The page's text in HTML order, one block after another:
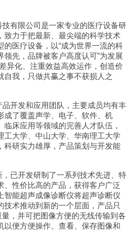
技有限公司是一家专业的医疗设备研
致力于把最新、最尖端的科学技术
的医疗设备，以“成为世界一流的科
领先，品牌被客户高度认可”为发展
异化、注重效益高效运作，创造价
自我，只做共赢之事不获损人之
开发和应用团队，主要成员均有丰
成了覆盖声学、电子、软件、机
床应用等领域的完善人才队伍，
工大学、中山大学、华南理工大学
科研实力雄厚，产品策划与开发能
已开发研制了一系列技术先进、特
、性价比高的产品，获得客户广泛
智能超声成像诊断仪将超声诊断仪
技术推动到新的一个层面，产品只
，并可把图像方便的无线传输到各
以便方便操作、查看、保存图像和